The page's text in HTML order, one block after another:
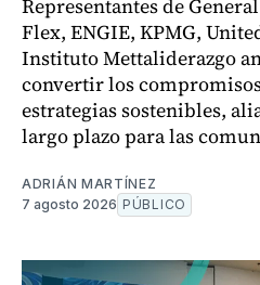
Representantes de
Flex, ENGIE, KPMG,
Instituto Mettaliderazgo
convertir los
estrategias sostenibles,
largo plazo para las
ADRIÁN MARTÍNEZ
7 agosto 2026 PÚBLICO